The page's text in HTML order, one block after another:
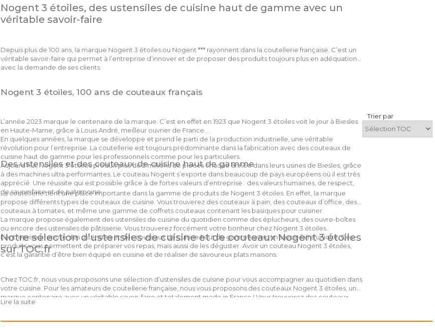
Nogent 3 étoiles, des ustensiles de cuisine haut de gamme avec un
véritable savoir-faire
Depuis plus de 100 ans, la marque Nogent 3 étoiles ou Nogent *** rayonnent dans la coutellerie française. C’est un
véritable savoir-faire qui permet à l’entreprise d’innover et de proposer des produits toujours plus en adéquation
avec la demande de ses clients.
Nogent 3 étoiles, 100 ans de couteaux français
L’année 2023 marque le centenaire de la marque. C’est en effet en 1923 que Nogent 3 étoiles voit le jour à Biesles
en Haute-Marne, grâce à Louis André, meilleur ouvrier de France.
En quelques années, la marque se développe et prend le parti de la production industrielle, une véritable
révolution pour l’entreprise. La coutellerie est toujours prédominante dans la fabrication avec des couteaux de
cuisine haut de gamme pour les professionnels comme pour les particuliers.
Aujourd’hui, Nogent 3 étoiles produit plus de 2 millions de pièces chaque année dans leurs usines de Biesles, grâce
à des machines ultra performantes. Le couteau Nogent s’exporte dans beaucoup de pays européens où il est très
apprécié. Une réussite qui est possible grâce à de fortes valeurs d’entreprise : des valeurs humaines, de respect,
de savoir-faire et de patrimoine.
Des ustensiles et des couteaux de cuisine haut de gamme
La coutellerie tient une place importante dans la gamme de produits de Nogent 3 étoiles. En effet, la marque
propose différents types de couteaux de cuisine. Vous trouverez des couteaux à pain, des couteaux d’office, des
couteaux à tomates, et même une gamme de coffrets couteaux contenant les basiques pour cuisiner.
La marque propose également des ustensiles de cuisine du quotidien comme des éplucheurs, des ouvre-boîtes
ou encore des ustensiles de pâtisserie. Vous trouverez forcément votre bonheur chez Nogent 3 étoiles.
L’entreprise propose des ustensiles et des couteaux de cuisine haut de gamme avec un savoir-faire unique. Ces
produits vous permettent de préparer vos repas, mais aussi de les déguster. Avoir un couteau Nogent 3 étoiles,
c’est la garantie d’être bien équipé en cuisine et de réaliser de savoureux plats maisons.
Notre sélection d’ustensiles de cuisine et de couteaux Nogent 3 étoiles
sur TOC.fr
Chez TOC.fr, nous vous proposons une sélection d’ustensiles de cuisine pour vous accompagner au quotidien dans
votre cuisine. Pour les amateurs de coutellerie française, nous vous proposons des couteaux Nogent 3 étoiles, une
marque centenaire avec un véritable savoir-faire et totalement made in France ! Vous trouverez des couteaux
d’office, le couteau multifonction par excellence, des couteaux à pain, des couteaux à tomate ou encore des
vos petits plats maisons !
Lire la suite
Trier par